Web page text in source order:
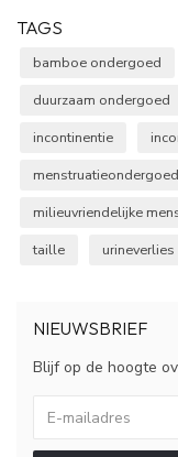
TAGS
bamboe ondergoed
duurzaam ondergoed
incontinentie
menstruatieondergoed
milieuvriendelijke
taille
urineverlies
NIEUWSBRIEF
Blijf op de hoogte